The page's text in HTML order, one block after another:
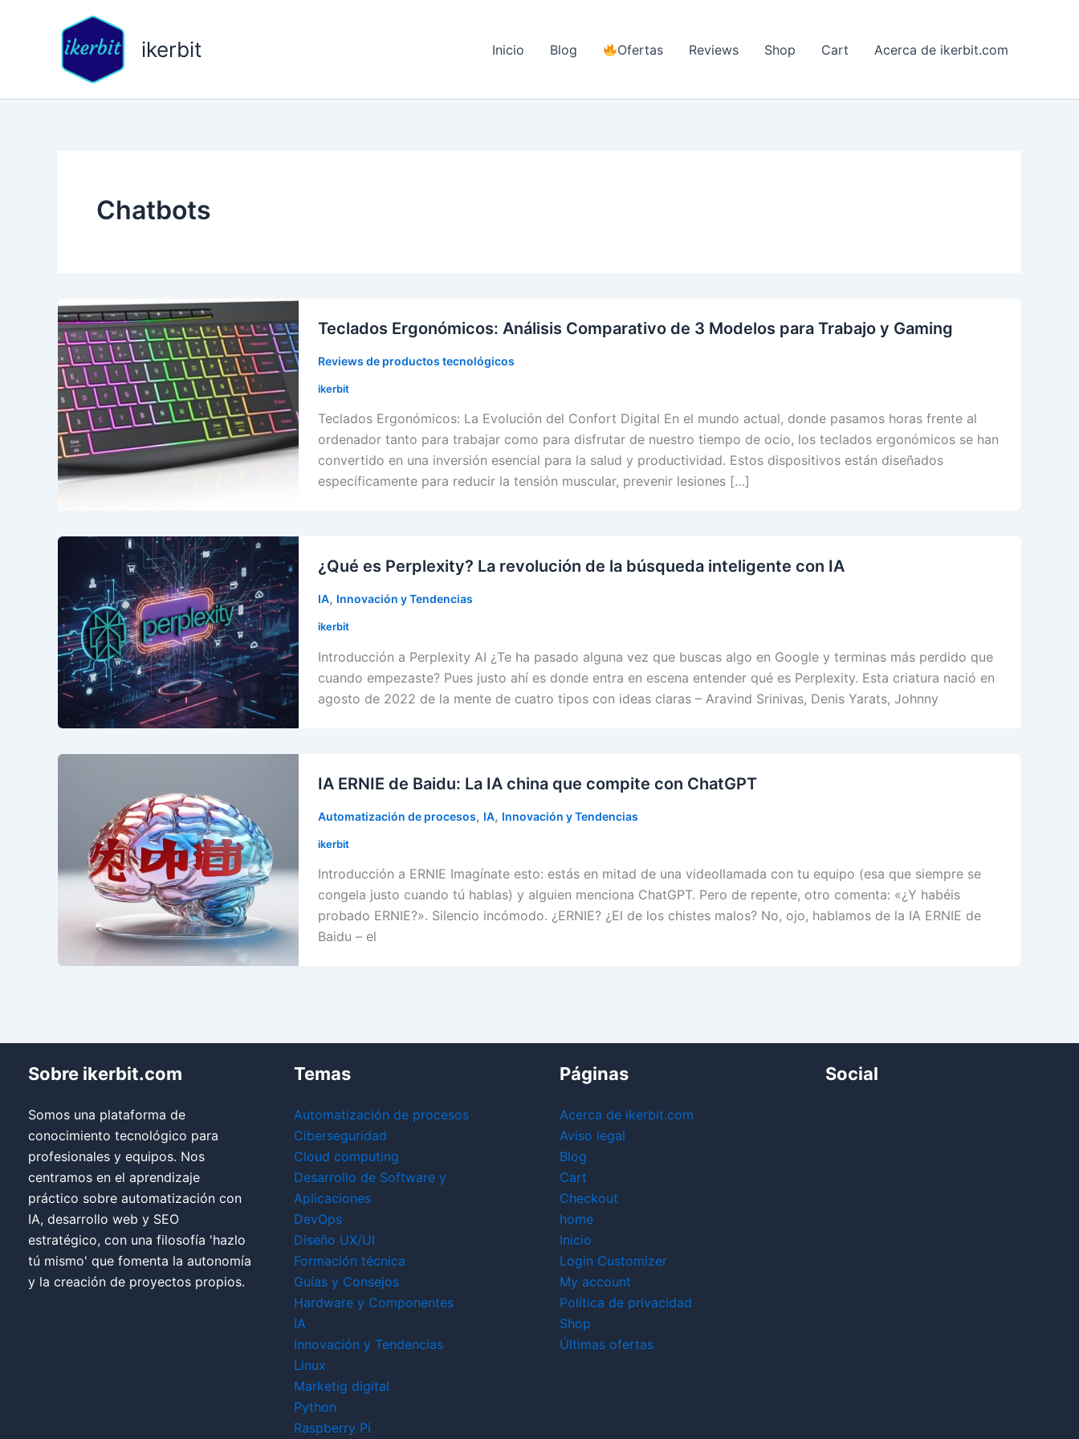
ikerbit Inicio Blog Ofertas Reviews Shop Cart Acerca de ikerbit.com
Chatbots
Teclados Ergonómicos: Análisis Comparativo de 3 Modelos para Trabajo y Gaming
Reviews de productos tecnológicos
ikerbit
Teclados Ergonómicos: La Evolución del Confort Digital En el mundo actual, donde pasamos horas frente al
ordenador tanto para trabajar como para disfrutar de nuestro tiempo de ocio, los teclados ergonómicos se han
convertido en una inversión esencial para la salud y productividad. Estos dispositivos están diseñados
específicamente para reducir la tensión muscular, prevenir lesiones […]
¿Qué es Perplexity? La revolución de la búsqueda inteligente con IA
IA, Innovación y Tendencias
ikerbit
Introducción a Perplexity AI ¿Te ha pasado alguna vez que buscas algo en Google y terminas más perdido que
cuando empezaste? Pues justo ahí es donde entra en escena entender qué es Perplexity. Esta criatura nació en
agosto de 2022 de la mente de cuatro tipos con ideas claras – Aravind Srinivas, Denis Yarats, Johnny
IA ERNIE de Baidu: La IA china que compite con ChatGPT
Automatización de procesos, IA, Innovación y Tendencias
ikerbit
Introducción a ERNIE Imagínate esto: estás en mitad de una videollamada con tu equipo (esa que siempre se
congela justo cuando tú hablas) y alguien menciona ChatGPT. Pero de repente, otro comenta: «¿Y habéis
probado ERNIE?». Silencio incómodo. ¿ERNIE? ¿El de los chistes malos? No, ojo, hablamos de la IA ERNIE de
Baidu – el
Sobre ikerbit.com
Somos una plataforma de
conocimiento tecnológico para
profesionales y equipos. Nos
centramos en el aprendizaje
práctico sobre automatización con
IA, desarrollo web y SEO
estratégico, con una filosofía 'hazlo
tú mismo' que fomenta la autonomía
y la creación de proyectos propios.
Temas
Automatización de procesos
Ciberseguridad
Cloud computing
Desarrollo de Software y
Aplicaciones
DevOps
Diseño UX/UI
Formación técnica
Guías y Consejos
Hardware y Componentes
IA
Innovación y Tendencias
Linux
Marketig digital
Python
Raspberry Pi
Páginas
Acerca de ikerbit.com
Aviso legal
Blog
Cart
Checkout
home
Inicio
Login Customizer
My account
Política de privacidad
Shop
Últimas ofertas
Social